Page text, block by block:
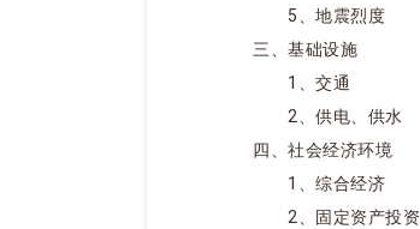
5、地震烈度
三、基础设施
1、交通
2、供电、供水
四、社会经济环境
1、综合经济
2、固定资产投资